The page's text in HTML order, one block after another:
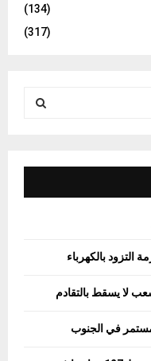
(134)
(317)
E
A
التزود بالكهرباء
لا يسقط بالتقادم
في الجنوب